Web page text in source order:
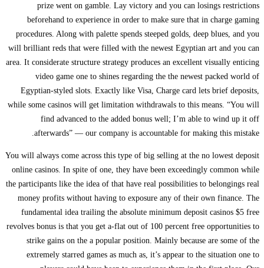
prize went on gamble. Lay victory and you can losings restrictions
beforehand to experience in order to make sure that in charge gaming
procedures. Along with palette spends steeped golds, deep blues, and you
will brilliant reds that were filled with the newest Egyptian art and you can
area. It considerate structure strategy produces an excellent visually enticing
video game one to shines regarding the the newest packed world of
Egyptian-styled slots. Exactly like Visa, Charge card lets brief deposits,
while some casinos will get limitation withdrawals to this means. “You will
find advanced to the added bonus well; I’m able to wind up it off
afterwards” — our company is accountable for making this mistake.
You will always come across this type of big selling at the no lowest deposit
online casinos. In spite of one, they have been exceedingly common while
the participants like the idea of that have real possibilities to belongings real
money profits without having to exposure any of their own finance. The
fundamental idea trailing the absolute minimum deposit casinos $5 free
revolves bonus is that you get a-flat out of 100 percent free opportunities to
strike gains on the a popular position. Mainly because are some of the
extremely starred games as much as, it’s appear to the situation one to